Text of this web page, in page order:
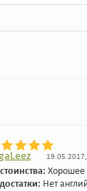
Хорошее
Нет